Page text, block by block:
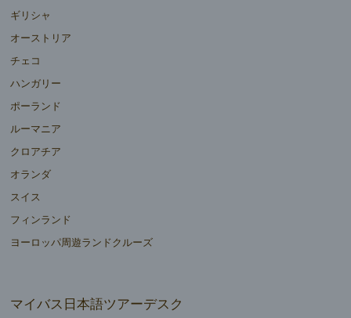
ギリシャ
オーストリア
チェコ
ハンガリー
ポーランド
ルーマニア
クロアチア
オランダ
スイス
フィンランド
ヨーロッパ周遊ランドクルーズ
マイバス日本語ツアーデスク